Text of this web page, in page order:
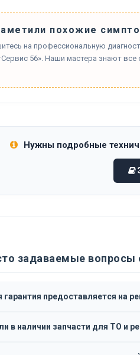
похожие
на профессиональную
56». Наши мастера знают все
Нужны подробные
задаваемые вопросы
гарантия предоставляется на
в наличии запчасти для ТО и